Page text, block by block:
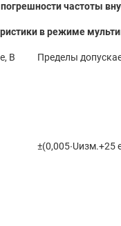
частоты
в режиме
В Пределы
±(0,005∙Uизм.+25